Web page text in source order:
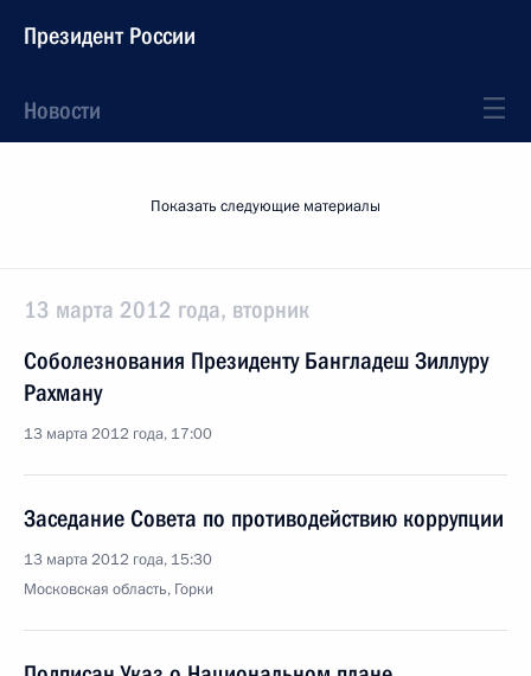
Президент России
Новости
Показать следующие материалы
13 марта 2012 года, вторник
Соболезнования Президенту Бангладеш Зиллуру
Рахману
13 марта 2012 года, 17:00
Заседание Совета по противодействию коррупции
13 марта 2012 года, 15:30
Московская область, Горки